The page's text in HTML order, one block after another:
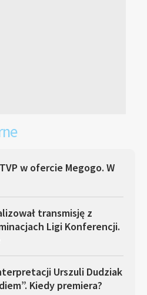
w ofercie Megogo. W
transmisję z
Ligi Konferencji.
Urszuli Dudziak
Kiedy premiera?